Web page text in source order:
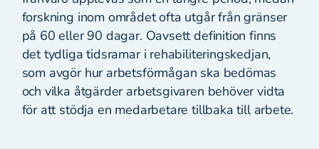
forskning inom området ofta utgår från gränser
på 60 eller 90 dagar. Oavsett definition finns
det tydliga tidsramar i rehabiliteringskedjan,
som avgör hur arbetsförmågan ska bedömas
och vilka åtgärder arbetsgivaren behöver vidta
för att stödja en medarbetare tillbaka till arbete.